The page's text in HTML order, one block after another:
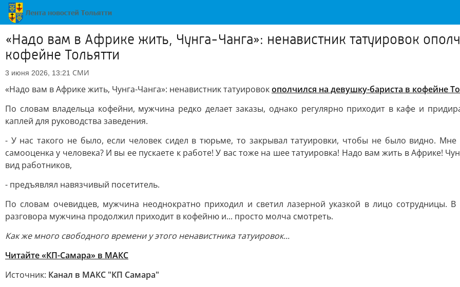
«Надо вам в Африке жить, Чунга-Чанга»: ненавистник татуировок
кофейне Тольятти
3 июня 2026, 13:21 СМИ
«Надо вам в Африке жить, Чунга-Чанга»: ненавистник татуировокополчился на девушку-бариста в кофейне
По словам владельца кофейни, мужчина редко делает заказы, однако регулярно приходит в кафе и
каплей для руководства заведения.
- У нас такого не было, если человек сидел в тюрьме, то закрывал татуировки, чтобы не было видно.
самооценка у человека? И вы ее пускаете к работе! У вас тоже на шее татуировка! Надо вам жить в Африке!
вид работников,
- предъявлял навязчивый посетитель.
По словам очевидцев, мужчина неоднократно приходил и светил лазерной указкой в лицо сотрудницы.
разговора мужчина продолжил приходит в кофейню и... просто молча смотреть.
Как же много свободного времени у этого ненавистника татуировок...
Читайте «КП-Самара» в МАКС
Источник: Канал в МАКС "КП Самара"